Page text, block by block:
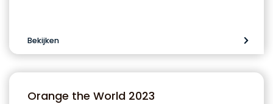
Bekijken
Orange the World 2023